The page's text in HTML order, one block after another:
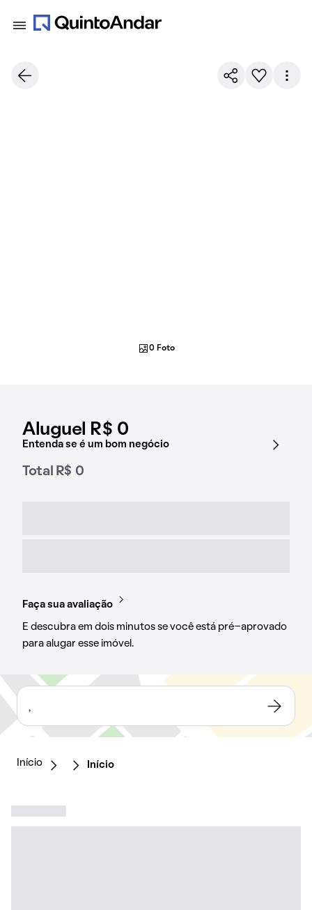
Aluguel R$ 0
Entenda se é um bom negócio
Total R$ 0
Faça sua avaliação
E descubra em dois minutos se você está pré-aprovado
para alugar esse imóvel.
0 Foto
,
Início Início